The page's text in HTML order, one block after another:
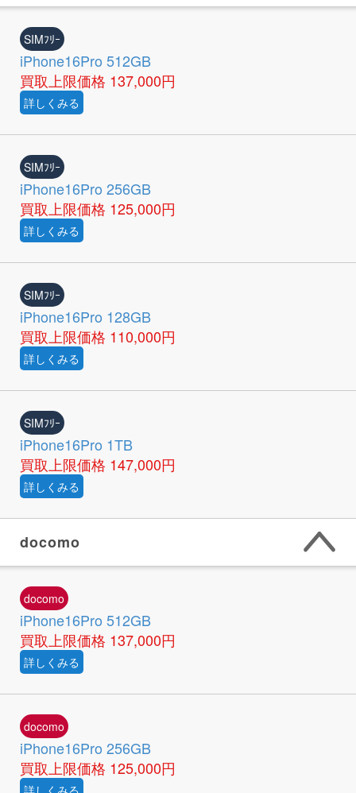
SIMﾌﾘｰ
iPhone16Pro 512GB
買取上限価格 137,000円
詳しくみる
SIMﾌﾘｰ
iPhone16Pro 256GB
買取上限価格 125,000円
詳しくみる
SIMﾌﾘｰ
iPhone16Pro 128GB
買取上限価格 110,000円
詳しくみる
SIMﾌﾘｰ
iPhone16Pro 1TB
買取上限価格 147,000円
詳しくみる
docomo
docomo
iPhone16Pro 512GB
買取上限価格 137,000円
詳しくみる
docomo
iPhone16Pro 256GB
買取上限価格 125,000円
詳しくみる